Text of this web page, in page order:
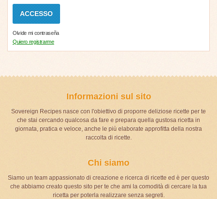
Olvide mi contraseña
Quiero registrarme
Informazioni sul sito
Sovereign Recipes nasce con l'obiettivo di proporre deliziose ricette per te
che stai cercando qualcosa da fare e prepara quella gustosa ricetta in
giornata, pratica e veloce, anche le più elaborate approfitta della nostra
raccolta di ricette.
Chi siamo
Siamo un team appassionato di creazione e ricerca di ricette ed è per questo
che abbiamo creato questo sito per te che ami la comodità di cercare la tua
ricetta per poterla realizzare senza segreti.